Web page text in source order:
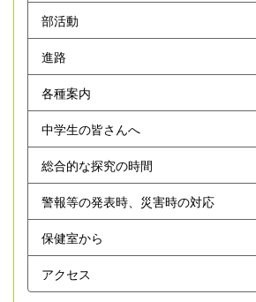
部活動
進路
各種案内
中学生の皆さんへ
総合的な探究の時間
警報等の発表時、災害時の対応
保健室から
アクセス